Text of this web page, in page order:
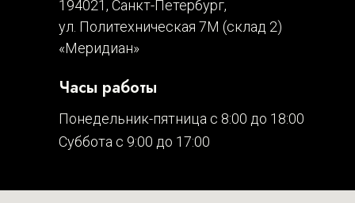
Часы работы
Понедельник-пятница с 8:00 до 18:00
194021, Санкт-Петербург,
ул. Политехническая 7М (склад 2)
«Меридиан»
Суббота с 9:00 до 17:00